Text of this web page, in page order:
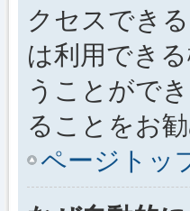
クセスでき
は利用でき
うことがで
ることをお勧
ページトッ